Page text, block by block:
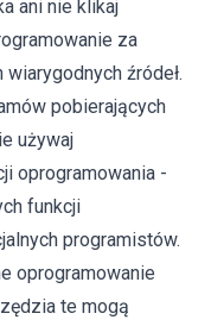
ani nie klikaj
za
źródeł.
pobierających
używaj
oprogramowania -
funkcji
programistów.
oprogramowanie
te mogą